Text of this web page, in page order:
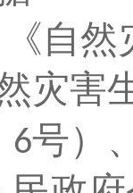
自
灾害
6号）